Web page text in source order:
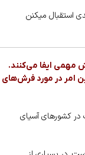
استقبال میکنن
مهمی ایفا می‌کنند.
امر در مورد فرش‌های
کشورهای آسیای